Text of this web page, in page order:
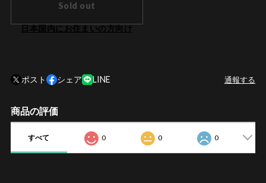
Sold out
日本国内にお住まいの方向け
ポスト シェア LINE 通報する
商品の評価
すべて 0 0 0